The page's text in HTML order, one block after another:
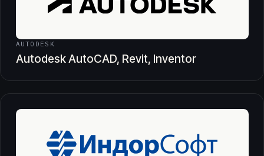
AUTODESK
Autodesk AutoCAD, Revit, Inventor